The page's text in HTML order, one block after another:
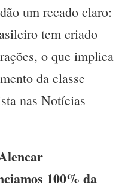
um recado claro:
tem criado
o que implica
da classe
nas Notícias
100% da